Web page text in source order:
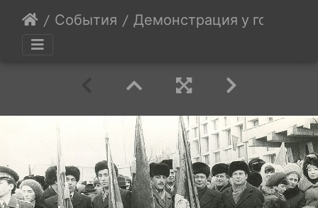
События Демонстрация у